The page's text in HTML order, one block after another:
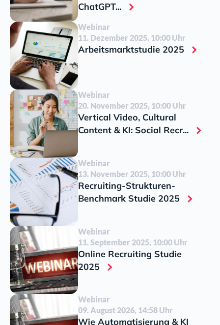
ChatGPT...
Arbeitsmarktstudie 2025
Webinar
11. Dezember 2025, 10:00 Uhr
Vertical Video, Cultural
Content & KI: Social Recr...
Webinar
20. November 2025, 10:00 Uhr
Recruiting-Strukturen-
Benchmark Studie 2025
Webinar
13. November 2025, 10:00 Uhr
Online Recruiting Studie
2025
Webinar
11. September 2025, 10:00 Uhr
Wie Automatisierung & KI
Webinar
09. August 2026, 14:58 Uhr